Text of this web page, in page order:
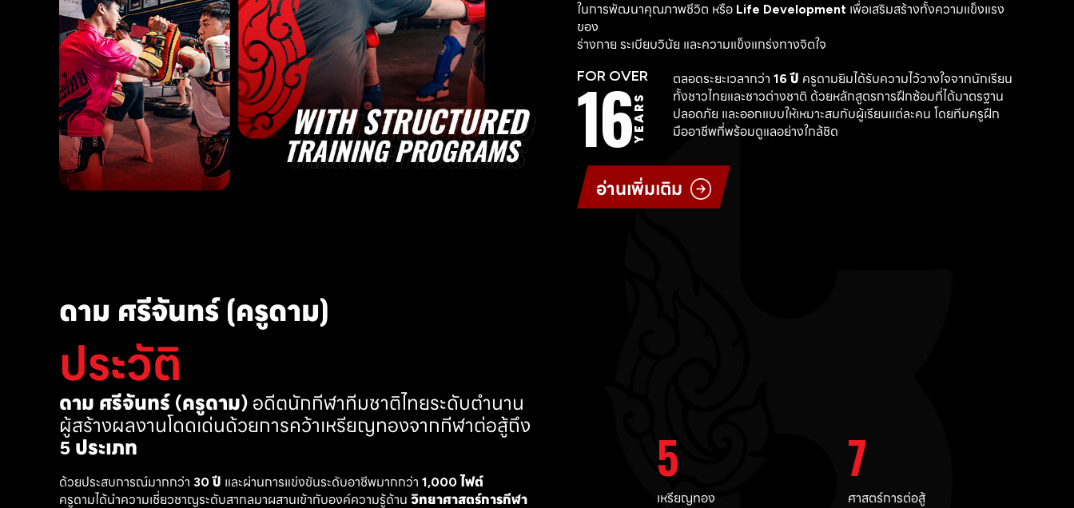
ในการพัฒนาคุณภาพชีวิต หรือ Life Development เพื่อเสริมสร้างทั้งความแข็งแรง
ของ
ร่างกาย ระเบียบวินัย และความแข็งแกร่งทางจิตใจ
FOR OVER
16YEARS
ตลอดระยะเวลากว่า 16 ปี ครูดามยิมได้รับความไว้วางใจจากนักเรียน
ทั้งชาวไทยและชาวต่างชาติ ด้วยหลักสูตรการฝึกซ้อมที่ได้มาตรฐาน
ปลอดภัย และออกแบบให้เหมาะสมกับผู้เรียนแต่ละคน โดยทีมครูฝึก
มืออาชีพที่พร้อมดูแลอย่างใกล้ชิด
อ่านเพิ่มเติม
ดาม ศรีจันทร์ (ครูดาม)
ประวัติ
ดาม ศรีจันทร์ (ครูดาม) อดีตนักกีฬาทีมชาติไทยระดับตำนาน
ผู้สร้างผลงานโดดเด่นด้วยการคว้าเหรียญทองจากกีฬาต่อสู้ถึง
5 ประเภท
ด้วยประสบการณ์มากกว่า 30 ปี และผ่านการแข่งขันระดับอาชีพมากกว่า 1,000 ไฟต์
ครูดามได้นำความเชี่ยวชาญระดับสากลมาผสานเข้ากับองค์ความรู้ด้าน วิทยาศาสตร์การกีฬา
5
เหรียญทอง
7
ศาสตร์การต่อสู้